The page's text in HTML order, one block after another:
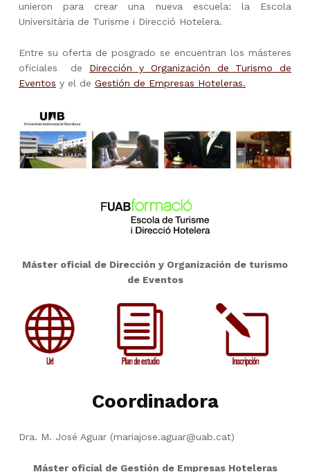
unieron para crear una nueva escuela: la Escola
Universitària de Turisme i Direcció Hotelera.
Entre su oferta de posgrado se encuentran los másteres
oficiales de Dirección y Organización de Turismo de
Eventos y el de Gestión de Empresas Hoteleras.
Máster oficial de Dirección y Organización de turismo
de Eventos
Coordinadora
Dra. M. José Aguar (mariajose.aguar@uab.cat)
Máster oficial de Gestión de Empresas Hoteleras